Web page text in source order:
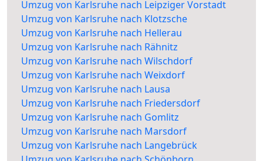
Umzug von Karlsruhe nach Leipziger Vorstadt
Umzug von Karlsruhe nach Klotzsche
Umzug von Karlsruhe nach Hellerau
Umzug von Karlsruhe nach Rähnitz
Umzug von Karlsruhe nach Wilschdorf
Umzug von Karlsruhe nach Weixdorf
Umzug von Karlsruhe nach Lausa
Umzug von Karlsruhe nach Friedersdorf
Umzug von Karlsruhe nach Gomlitz
Umzug von Karlsruhe nach Marsdorf
Umzug von Karlsruhe nach Langebrück